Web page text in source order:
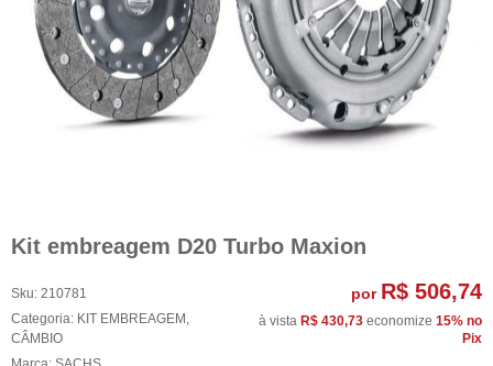
Kit embreagem D20 Turbo Maxion
Sku: 210781
Categoria: KIT EMBREAGEM ,
CÂMBIO
por R$ 506,74
à vista R$ 430,73 economize 15% no
Pix